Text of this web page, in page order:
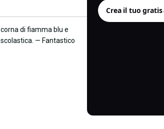
Crea il tuo gratis